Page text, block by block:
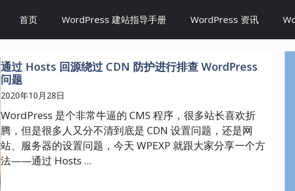
首页 WordPress 建站指导手册 WordPress 资讯
通过 Hosts 回源绕过 CDN 防护进行排查 WordPress
问题
2020年10月28日
WordPress 是个非常牛逼的 CMS 程序，很多站长喜欢折
腾，但是很多人又分不清到底是 CDN 设置问题，还是网
站、服务器的设置问题，今天 WPEXP 就跟大家分享一个方
法——通过 Hosts ...